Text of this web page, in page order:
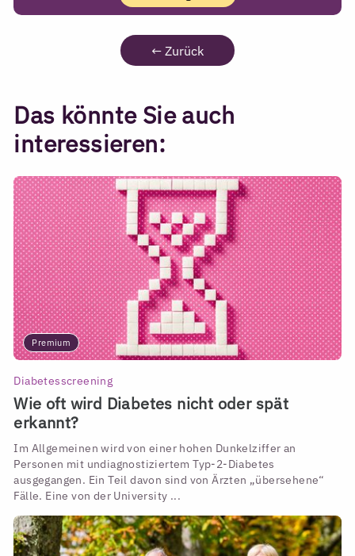
← Zurück
Das könnte Sie auch
interessieren:
Premium
Diabetesscreening
Wie oft wird Diabetes nicht oder spät
erkannt?
Im Allgemeinen wird von einer hohen Dunkelziffer an
Personen mit undiagnostiziertem Typ-2-Diabetes
ausgegangen. Ein Teil davon sind von Ärzten „übersehene“
Fälle. Eine von der University ...